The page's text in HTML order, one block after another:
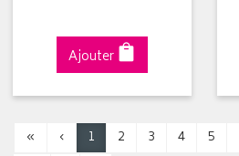
Ajouter
« ‹ 1 2 3 4 5